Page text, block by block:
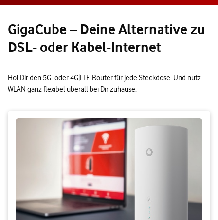
GigaCube – Deine Alternative zu
DSL- oder Kabel-Internet
Hol Dir den 5G- oder 4G|LTE-Router für jede Steckdose. Und nutz
WLAN ganz flexibel überall bei Dir zuhause.